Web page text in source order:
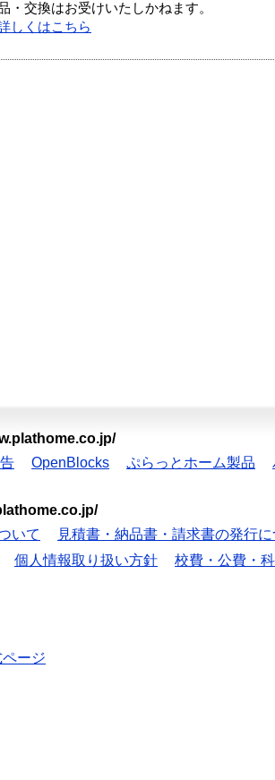
・交換はお受けいたしかねます。
しくはこちら
OpenBlocks ぷらっとホーム製品
いて 見積書・納品書・請求書の発行に
個人情報取り扱い方針 校費・公費・
ージ